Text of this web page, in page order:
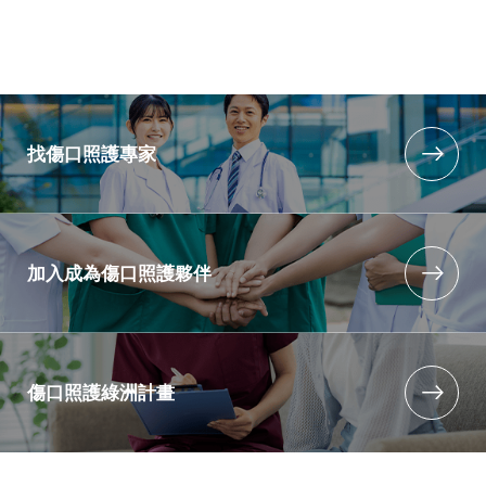
找傷口照護專家
加入成為傷口照護夥伴
傷口照護綠洲計畫